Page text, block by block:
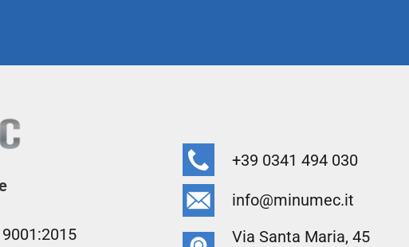
9001:2015
+39 0341 494 030
info@minumec.it
Via Santa Maria, 45